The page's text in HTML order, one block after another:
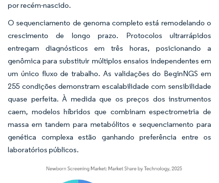
por recém-nascido.
O sequenciamento de genoma completo está remodelando o
crescimento de longo prazo. Protocolos ultrarrápidos
entregam diagnósticos em três horas, posicionando a
genômica para substituir múltiplos ensaios independentes em
um único fluxo de trabalho. As validações do BeginNGS em
255 condições demonstram escalabilidade com sensibilidade
quase perfeita. À medida que os preços dos instrumentos
caem, modelos híbridos que combinam espectrometria de
massa em tandem para metabólitos e sequenciamento para
genética complexa estão ganhando preferência entre os
laboratórios públicos.